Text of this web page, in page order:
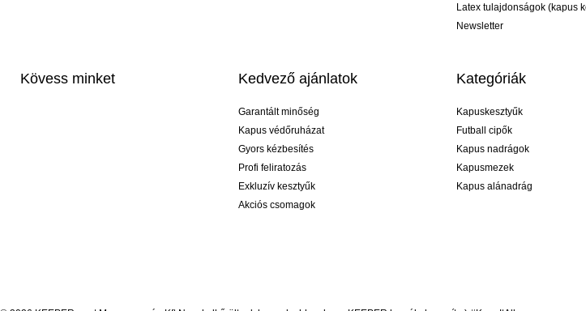
Latex tulajdonságok (kapus
Newsletter
Kövess minket Kedvező ajánlatok
Garantált minőség
Kapus védőruházat
Gyors kézbesítés
Profi feliratozás
Exkluzív kesztyűk
Akciós csomagok
Kategóriák
Kapuskesztyűk
Futball cipők
Kapus nadrágok
Kapusmezek
Kapus alánadrág